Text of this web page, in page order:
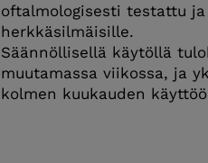
oftalmologisesti testattu
herkkäsilmäisille.
Säännöllisellä käytöllä
muutamassa viikossa, ja
kolmen kuukauden